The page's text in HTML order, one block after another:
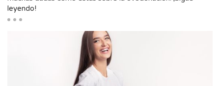
leyendo!